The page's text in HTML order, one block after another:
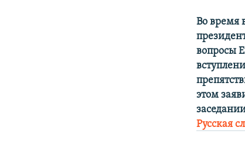
Во время
вопросы
этом
Русская